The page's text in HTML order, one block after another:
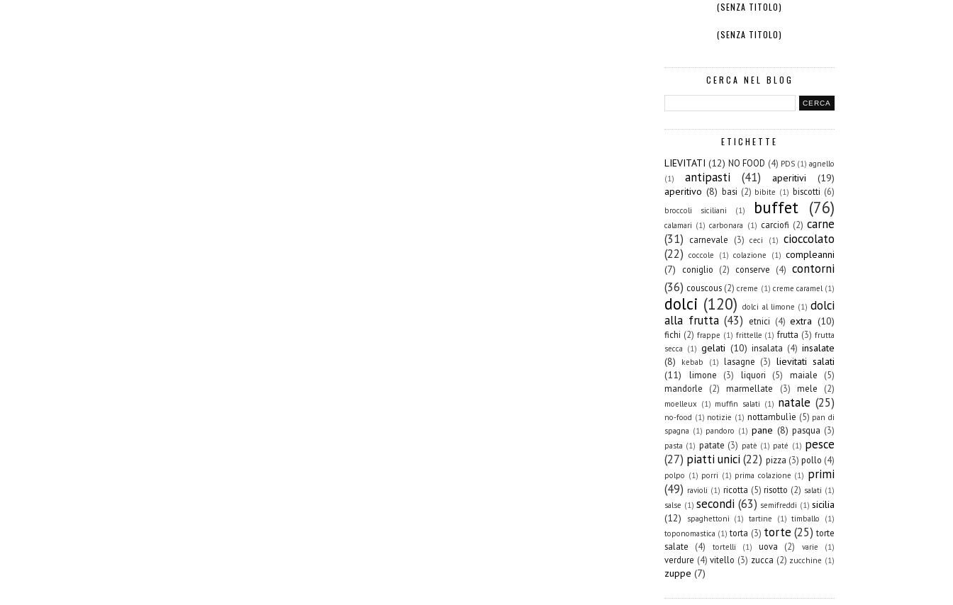
(SENZA TITOLO)
(SENZA TITOLO)
CERCA NEL BLOG
ETICHETTE
LIEVITATI (12) NO FOOD (4) PDS (1) agnello
(1)
antipasti (41) aperitivi
(19)
aperitivo (8) basi (2) bibite (1) biscotti (6)
broccoli siciliani (1) buffet (76)
calamari (1) carbonara (1) carciofi (2) carne
(31)
carnevale (3) ceci (1) cioccolato
(22)
coccole (1) colazione (1) compleanni
(7)
coniglio (2) conserve (4) contorni
(36) couscous (2) creme (1) creme caramel (1)
dolci (120) dolci al limone (1) dolci
alla frutta (43) etnici (4) extra (10)
fichi (2) frappe (1) frittelle (1) frutta (3) frutta
secca (1) gelati (10) insalata (4) insalate
(8)
kebab (1) lasagne (3) lievitati salati
(11)
limone (3) liquori (5) maiale
(5)
mandorle
(2) marmellate (3) mele (2)
moelleux (1) muffin salati (1) natale (25)
no-food (1) notizie (1) nottambulìe (5) pan di
spagna (1) pandoro (1) pane (8) pasqua (3)
pasta (1) patate (3) patè (1) paté (1) pesce
(27) piatti unici (22) pizza (3) pollo (4)
polpo (1) porri (1) prima colazione (1) primi
(49) ravioli (1) ricotta (5) risotto (2) salati (1)
salse (1) secondi (63) semifreddi (1) sicilia
(12)
spaghettoni (1) tartine (1) timballo
(1)
toponomastica (1) torta (3) torte (25) torte
salate
(4) tortelli (1) uova (2) varie (1)
verdure (4) vitello (3) zucca (2) zucchine (1)
zuppe (7)